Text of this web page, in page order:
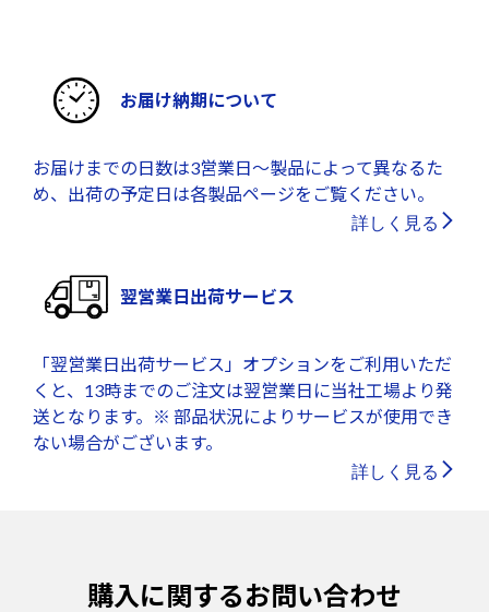
お届け納期について
お届けまでの日数は3営業日～製品によって異なるた
め、出荷の予定日は各製品ページをご覧ください。
詳しく見る
翌営業日出荷サービス
「翌営業日出荷サービス」オプションをご利用いただ
くと、13時までのご注文は翌営業日に当社工場より発
送となります。※ 部品状況によりサービスが使用でき
ない場合がございます。
詳しく見る
購入に関するお問い合わせ